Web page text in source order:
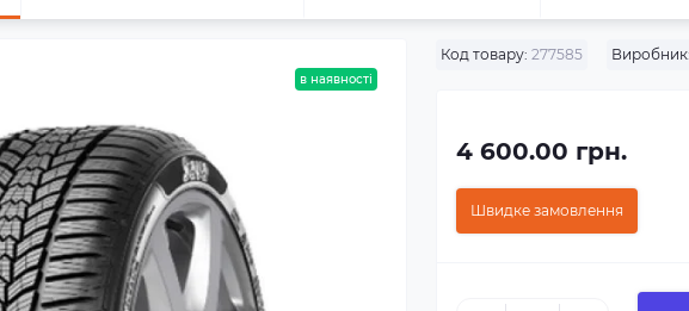
в наявності
Код товару: 277585
4 600.00 грн.
Швидке замовлення